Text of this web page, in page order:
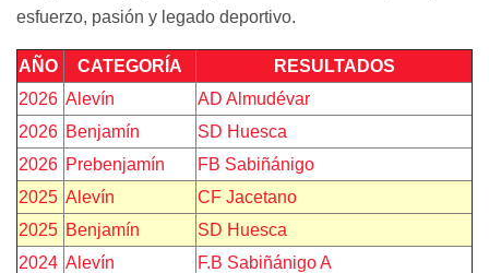
esfuerzo, pasión y legado deportivo.
AÑO CATEGORÍA
RESULTADOS
2026 Alevín
AD Almudévar
2026 Benjamín
SD Huesca
2026 Prebenjamín
FB Sabiñánigo
2025 Alevín
CF Jacetano
2025 Benjamín
SD Huesca
2024 Alevín
F.B Sabiñánigo A